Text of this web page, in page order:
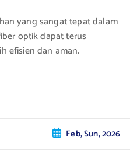
yang sangat tepat dalam
optik dapat terus
efisien dan aman.
Feb, Sun, 2026